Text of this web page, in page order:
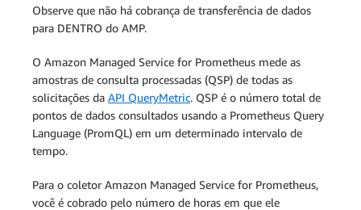
Observe que não há cobrança de transferência de dados
para DENTRO do AMP.
O Amazon Managed Service for Prometheus mede as
amostras de consulta processadas (QSP) de todas as
solicitações da API QueryMetric. QSP é o número total de
pontos de dados consultados usando a Prometheus Query
Language (PromQL) em um determinado intervalo de
tempo.
Para o coletor Amazon Managed Service for Prometheus,
você é cobrado pelo número de horas em que ele